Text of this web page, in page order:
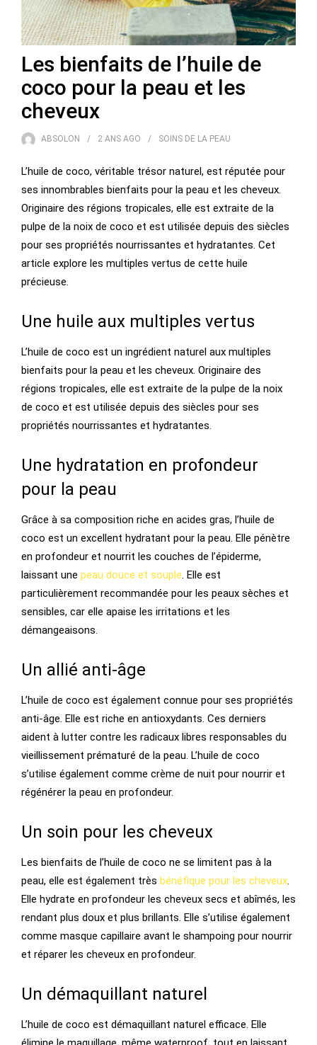
Les bienfaits de l’huile de
coco pour la peau et les
cheveux
ABSOLON 2 ANS AGO SOINS DE LA PEAU
L’huile de coco, véritable trésor naturel, est réputée pour
ses innombrables bienfaits pour la peau et les cheveux.
Originaire des régions tropicales, elle est extraite de la
pulpe de la noix de coco et est utilisée depuis des siècles
pour ses propriétés nourrissantes et hydratantes. Cet
article explore les multiples vertus de cette huile
précieuse.
Une huile aux multiples vertus
L’huile de coco est un ingrédient naturel aux multiples
bienfaits pour la peau et les cheveux. Originaire des
régions tropicales, elle est extraite de la pulpe de la noix
de coco et est utilisée depuis des siècles pour ses
propriétés nourrissantes et hydratantes.
Une hydratation en profondeur
pour la peau
Grâce à sa composition riche en acides gras, l’huile de
coco est un excellent hydratant pour la peau. Elle pénètre
en profondeur et nourrit les couches de l’épiderme,
laissant une peau douce et souple. Elle est
particulièrement recommandée pour les peaux sèches et
sensibles, car elle apaise les irritations et les
démangeaisons.
Un allié anti-âge
L’huile de coco est également connue pour ses propriétés
anti-âge. Elle est riche en antioxydants. Ces derniers
aident à lutter contre les radicaux libres responsables du
vieillissement prématuré de la peau. L’huile de coco
s’utilise également comme crème de nuit pour nourrir et
régénérer la peau en profondeur.
Un soin pour les cheveux
Les bienfaits de l’huile de coco ne se limitent pas à la
peau, elle est également très bénéfique pour les cheveux.
Elle hydrate en profondeur les cheveux secs et abîmés, les
rendant plus doux et plus brillants. Elle s’utilise également
comme masque capillaire avant le shampoing pour nourrir
et réparer les cheveux en profondeur.
Un démaquillant naturel
L’huile de coco est démaquillant naturel efficace. Elle